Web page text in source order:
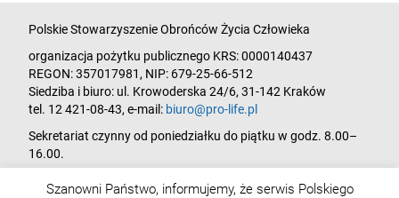
Polskie Stowarzyszenie Obrońców Życia Człowieka
organizacja pożytku publicznego KRS: 0000140437
REGON: 357017981, NIP: 679-25-66-512
Siedziba i biuro: ul. Krowoderska 24/6, 31-142 Kraków
tel. 12 421-08-43, e‑mail: biuro@pro-life.pl
Sekretariat czynny od poniedziałku do piątku w godz. 8.00–
16.00.
Szanowni Państwo, informujemy, że serwis Polskiego